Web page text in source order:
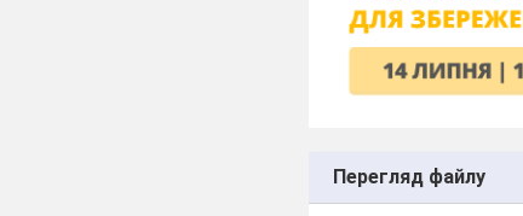
Перегляд файлу